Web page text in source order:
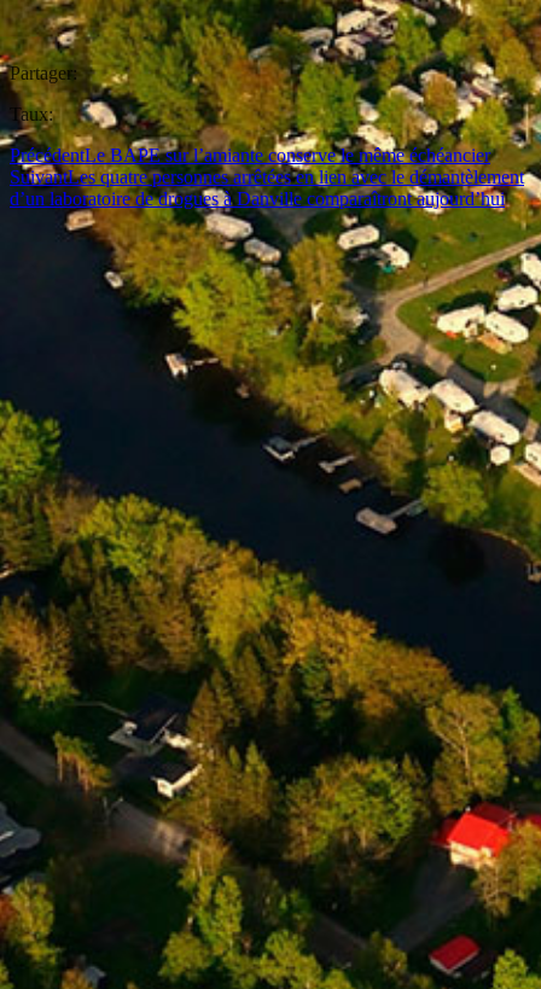
Partager:
Taux:
PrécédentLe BAPE sur l’amiante conserve le même échéancier
SuivantLes quatre personnes arrêtées en lien avec le démantèlement
d’un laboratoire de drogues à Danville comparaîtront aujourd’hui